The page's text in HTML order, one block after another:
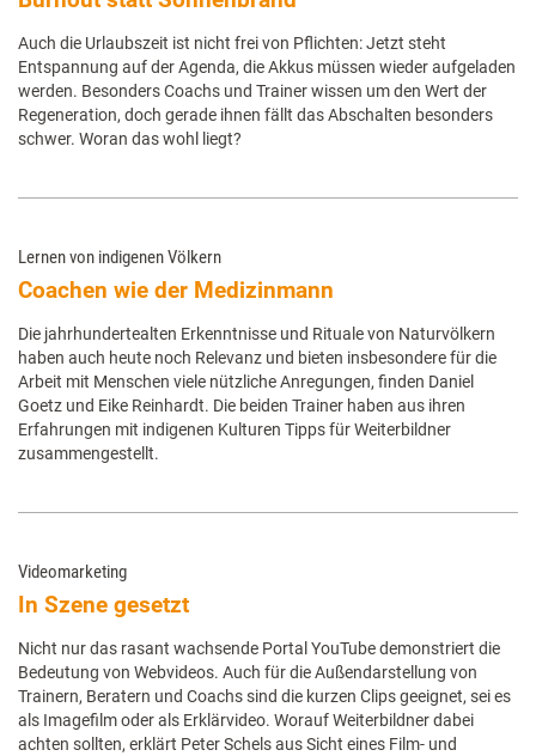
Auch die Urlaubszeit ist nicht frei von Pflichten: Jetzt steht
Entspannung auf der Agenda, die Akkus müssen wieder aufgeladen
werden. Besonders Coachs und Trainer wissen um den Wert der
Regeneration, doch gerade ihnen fällt das Abschalten besonders
schwer. Woran das wohl liegt?
Lernen von indigenen Völkern
Coachen wie der Medizinmann
Die jahrhundertealten Erkenntnisse und Rituale von Naturvölkern
haben auch heute noch Relevanz und bieten insbesondere für die
Arbeit mit Menschen viele nützliche Anregungen, finden Daniel
Goetz und Eike Reinhardt. Die beiden Trainer haben aus ihren
Erfahrungen mit indigenen Kulturen Tipps für Weiterbildner
zusammengestellt.
Videomarketing
In Szene gesetzt
Nicht nur das rasant wachsende Portal YouTube demonstriert die
Bedeutung von Webvideos. Auch für die Außendarstellung von
Trainern, Beratern und Coachs sind die kurzen Clips geeignet, sei es
als Imagefilm oder als Erklärvideo. Worauf Weiterbildner dabei
achten sollten, erklärt Peter Schels aus Sicht eines Film- und